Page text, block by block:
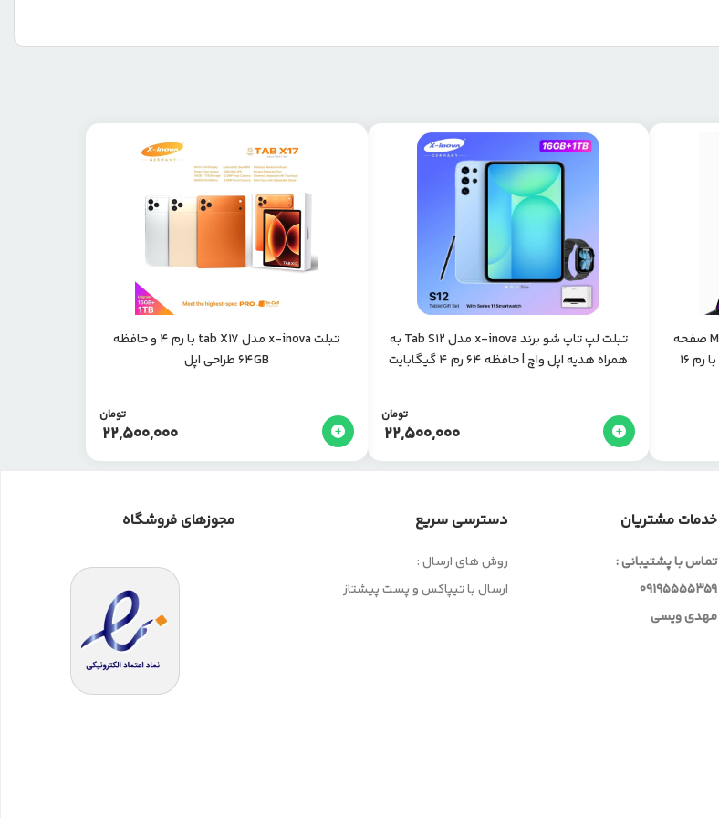
تبلت لپ تاپ شو برند Modio مدل M41 صفحه
تبلت لپ تاپ شو برند x-inova مدل Tab S12 به
همراه هدیه اپل واچ | حافظه 64 رم 4 گیگابایت
22,500,000
تومان
تبلت x-inova مدل tab X17 با رم 4 و حافظه
64GB طراحی اپل
22,500,000
تومان
خدمات مشتریان
تماس با پشتیبانی :
09195555359
مهدی ویسی
دسترسی سریع
روش های ارسال :
ارسال با تیپاکس و پست پیشتاز
مجوزهای فروشگاه